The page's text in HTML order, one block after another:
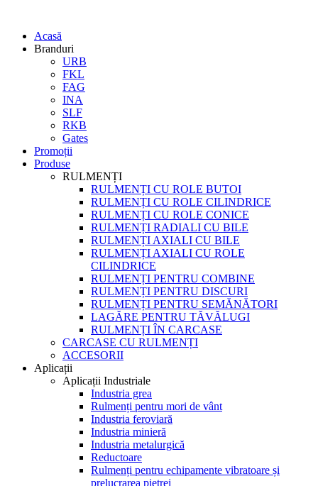
Acasă
Branduri
URB
FKL
FAG
INA
SLF
RKB
Gates
Promoții
Produse
RULMENȚI
RULMENȚI CU ROLE BUTOI
RULMENȚI CU ROLE CILINDRICE
RULMENȚI CU ROLE CONICE
RULMENȚI RADIALI CU BILE
RULMENȚI AXIALI CU BILE
RULMENȚI AXIALI CU ROLE
CILINDRICE
RULMENȚI PENTRU COMBINE
RULMENȚI PENTRU DISCURI
RULMENȚI PENTRU SEMĂNĂTORI
LAGĂRE PENTRU TĂVĂLUGI
RULMENȚI ÎN CARCASE
CARCASE CU RULMENȚI
ACCESORII
Aplicații
Aplicații Industriale
Industria grea
Rulmenți pentru mori de vânt
Industria feroviară
Industria minieră
Industria metalurgică
Reductoare
Rulmenți pentru echipamente vibratoare și
prelucrarea pietrei